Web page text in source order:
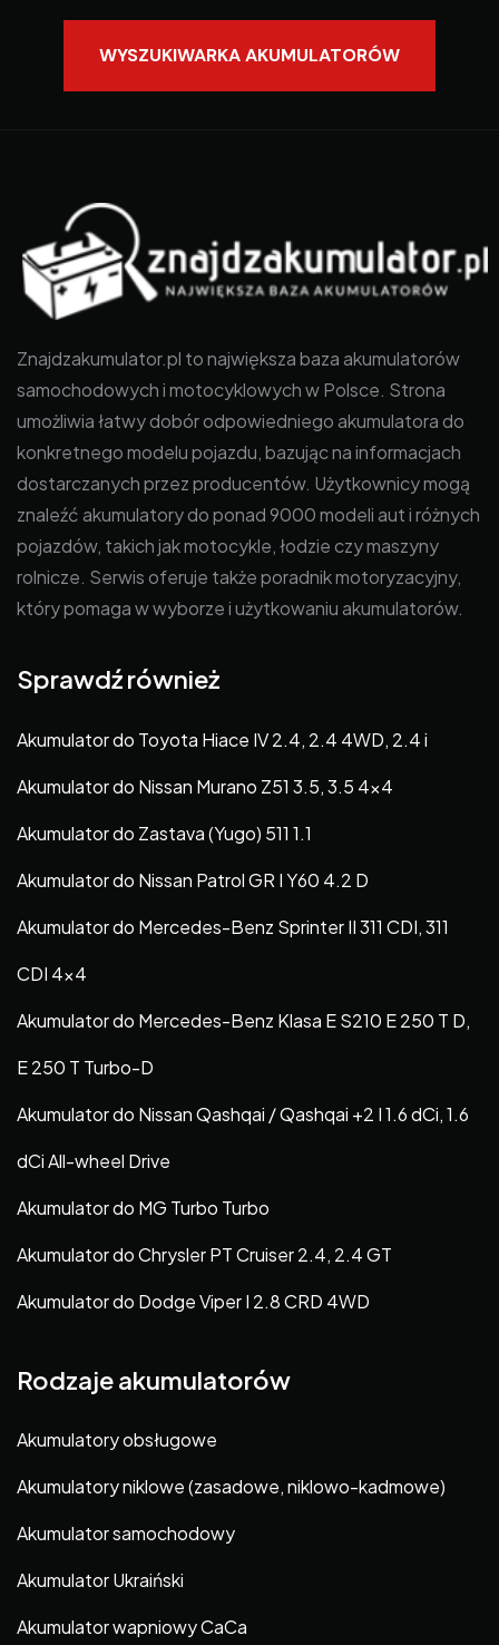
WYSZUKIWARKA AKUMULATORÓW
Znajdzakumulator.pl to największa baza akumulatorów
samochodowych i motocyklowych w Polsce. Strona
umożliwia łatwy dobór odpowiedniego akumulatora do
konkretnego modelu pojazdu, bazując na informacjach
dostarczanych przez producentów. Użytkownicy mogą
znaleźć akumulatory do ponad 9000 modeli aut i różnych
pojazdów, takich jak motocykle, łodzie czy maszyny
rolnicze. Serwis oferuje także poradnik motoryzacyjny,
który pomaga w wyborze i użytkowaniu akumulatorów.
Sprawdź również
Akumulator do Toyota Hiace IV 2.4, 2.4 4WD, 2.4 i
Akumulator do Nissan Murano Z51 3.5, 3.5 4×4
Akumulator do Zastava (Yugo) 511 1.1
Akumulator do Nissan Patrol GR I Y60 4.2 D
Akumulator do Mercedes-Benz Sprinter II 311 CDI, 311
CDI 4×4
Akumulator do Mercedes-Benz Klasa E S210 E 250 T D,
E 250 T Turbo-D
Akumulator do Nissan Qashqai / Qashqai +2 I 1.6 dCi, 1.6
dCi All-wheel Drive
Akumulator do MG Turbo Turbo
Akumulator do Chrysler PT Cruiser 2.4, 2.4 GT
Akumulator do Dodge Viper I 2.8 CRD 4WD
Rodzaje akumulatorów
Akumulatory obsługowe
Akumulatory niklowe (zasadowe, niklowo-kadmowe)
Akumulator samochodowy
Akumulator Ukraiński
Akumulator wapniowy CaCa